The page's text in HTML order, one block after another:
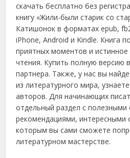
скачать бесплатно без
книгу «Жили-были старик со
Катишонок в форматах epub,
iPhone, Android и Kindle. Книга
приятных моментов и истинное
чтения. Купить полную версию
партнера. Также, у нас вы
из литературного мира,
авторов. Для начинающих
отдельный раздел с полезными
рекомендациями, интересными
которым вы сами сможете
литературном мастерстве.